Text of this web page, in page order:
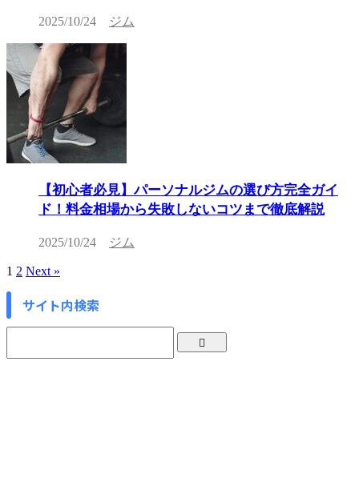
2025/10/24 ジム
【初心者必見】パーソナルジムの選び方完全ガイ
ド！料金相場から失敗しないコツまで徹底解説
2025/10/24 ジム
1 2 Next »
サイト内検索